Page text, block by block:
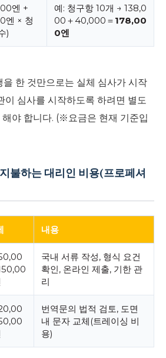
엔 +
엔 × 청
)
예: 청구항 10개 → 138,0
00＋40,000＝ 178,00
0엔
한 것만으로는 실체 심사가 시작
이 심사를 시작하도록 하려면 별도
해야 합니다. (※요금은 현재 기준입
불하는 대리인 비용(프로페셔
내용
국내 서류 작성, 형식 요건
확인, 온라인 제출, 기한 관
리
번역문의 법적 검토, 도면
내 문자 교체(트레이싱 비
용)